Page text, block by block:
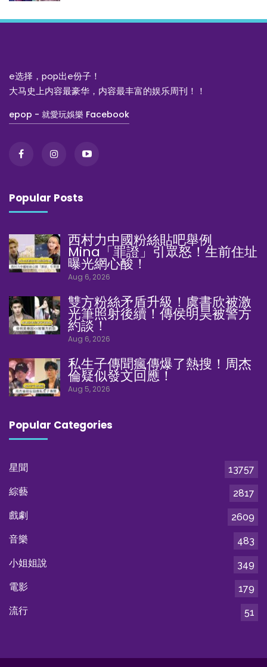
e选择，pop出e份子！
大马史上内容最豪华，内容最丰富的娱乐周刊！！
epop - 就愛玩娛樂 Facebook
Popular Posts
西村力中國粉絲貼吧舉例
Mina「罪證」引眾怒！生前住址
曝光網心酸！
Aug 6, 2026
雙方粉絲矛盾升級！虞書欣被激
光筆照射後續！傳侯明昊被警方
約談！
Aug 6, 2026
私生子傳聞瘋傳爆了熱搜！周杰
倫疑似發文回應！
Aug 5, 2026
Popular Categories
星聞
13757
綜藝
2817
戲劇
2609
音樂
483
小姐姐說
349
電影
179
流行
51